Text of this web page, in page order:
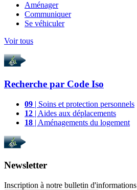
Aménager
Communiquer
Se véhiculer
Voir tous
Recherche par Code Iso
09 | Soins et protection personnels
12 | Aides aux déplacements
18 | Aménagements du logement
Newsletter
Inscription à notre bulletin d'informations